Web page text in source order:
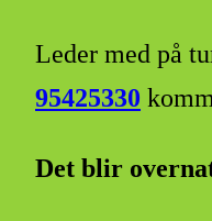
Leder med på
95425330
Det blir